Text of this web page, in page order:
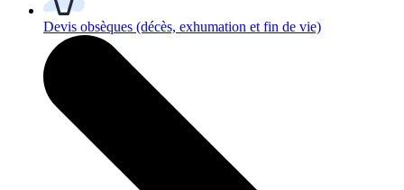
Devis obsèques (décès, exhumation et fin de vie)